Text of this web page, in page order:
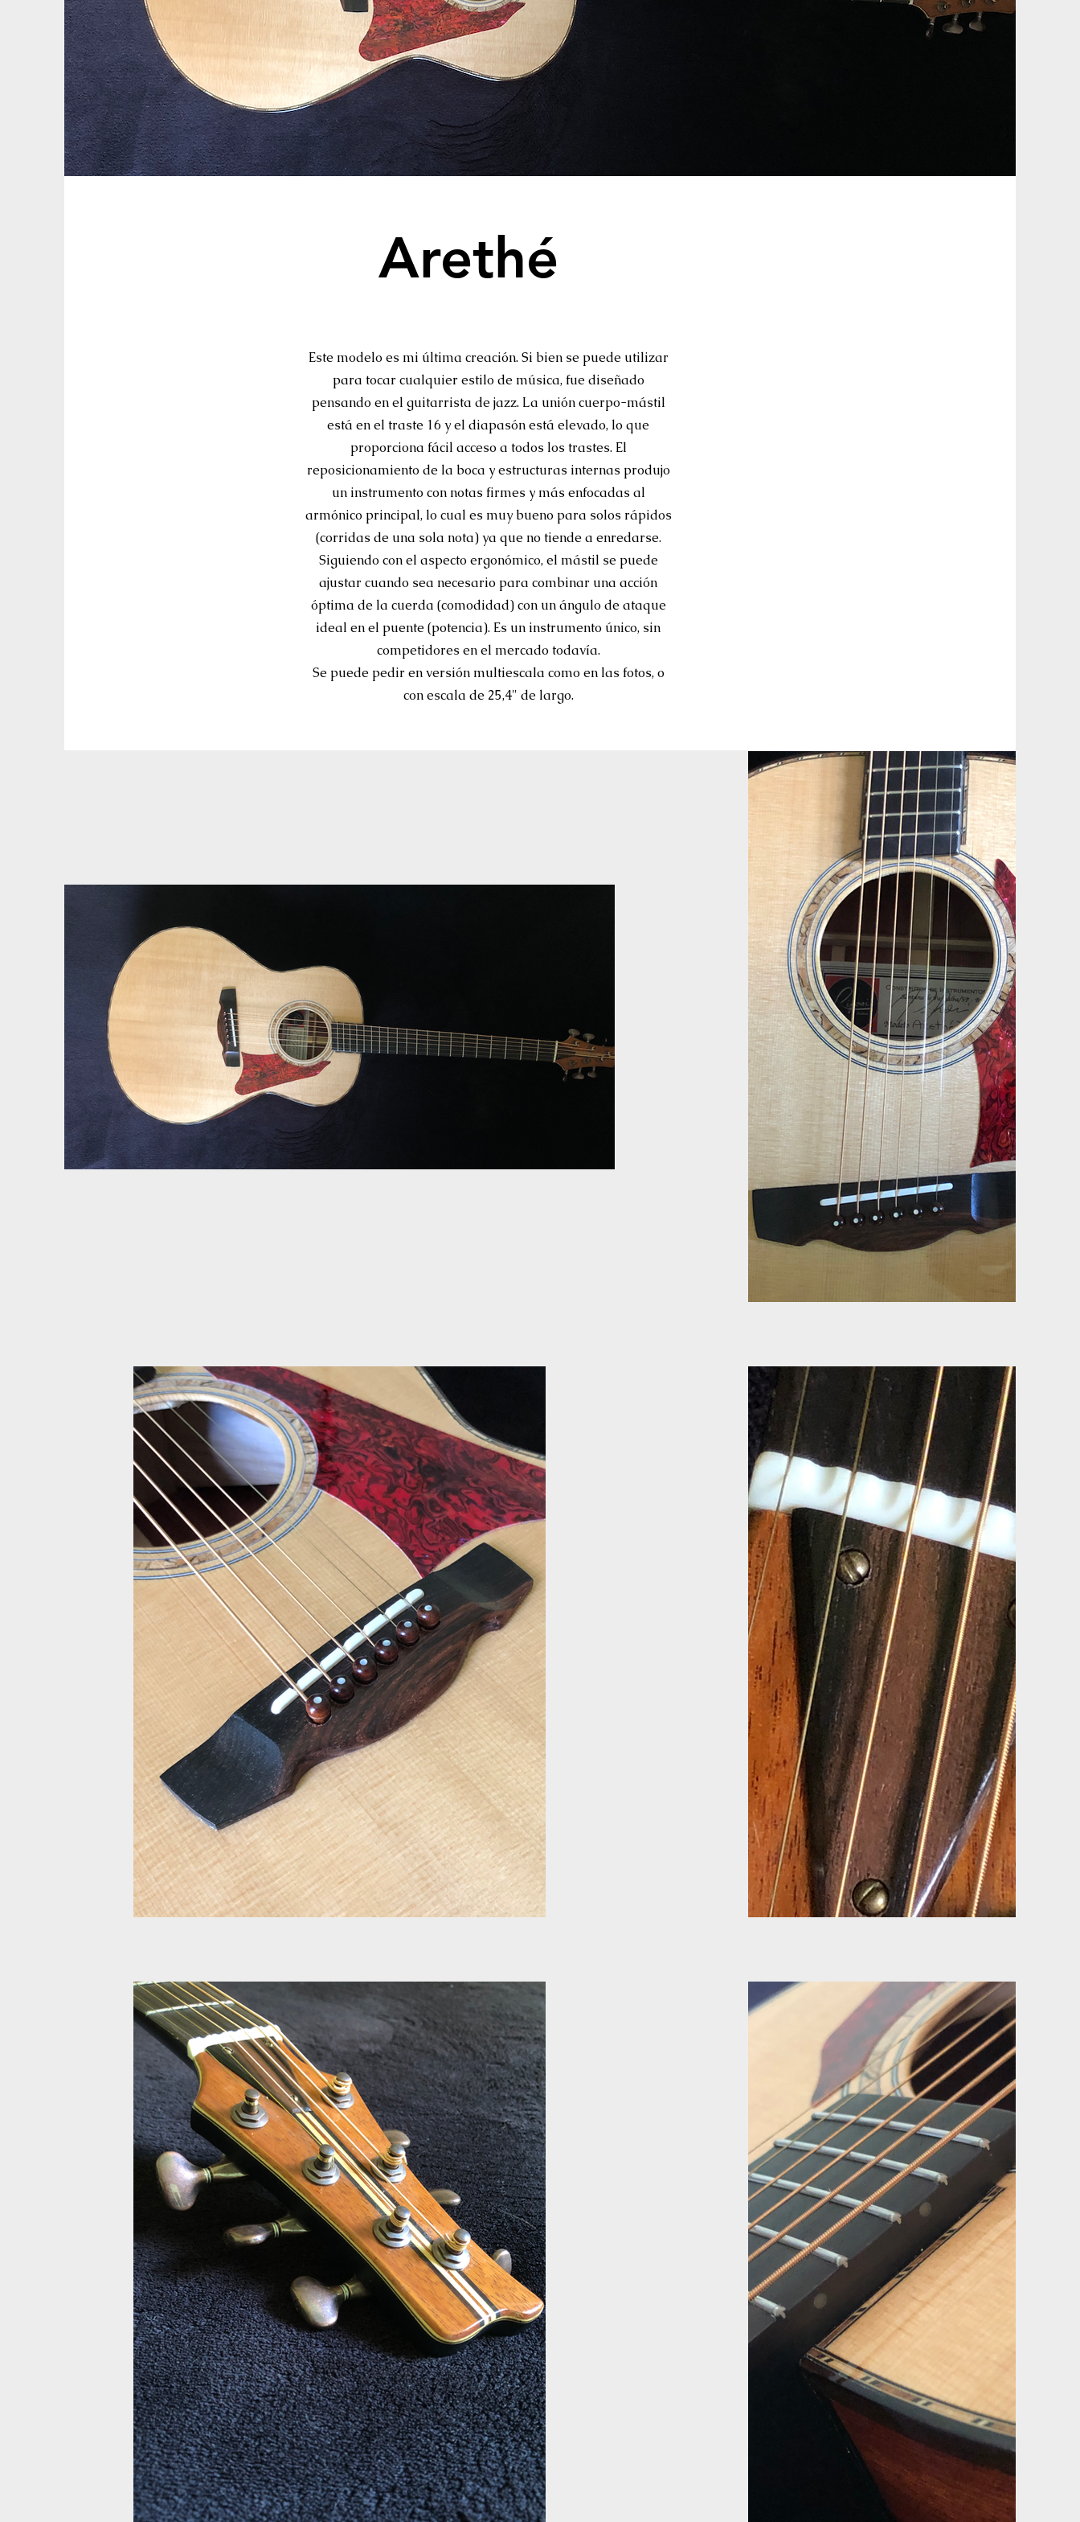
Arethé
Este modelo es mi última creación. Si bien se puede utilizar
para tocar cualquier estilo de música, fue diseñado
pensando en el guitarrista de jazz. La unión cuerpo-mástil
está en el traste 16 y el diapasón está elevado, lo que
proporciona fácil acceso a todos los trastes. El
reposicionamiento de la boca y estructuras internas produjo
un instrumento con notas firmes y más enfocadas al
armónico principal, lo cual es muy bueno para solos rápidos
(corridas de una sola nota) ya que no tiende a enredarse.
Siguiendo con el aspecto ergonómico, el mástil se puede
ajustar cuando sea necesario para combinar una acción
óptima de la cuerda (comodidad) con un ángulo de ataque
ideal en el puente (potencia). Es un instrumento único, sin
competidores en el mercado todavía.
Se puede pedir en versión multiescala como en las fotos, o
con escala de 25,4" de largo.